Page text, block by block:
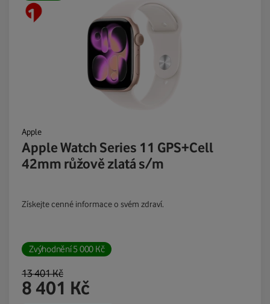
Apple
Apple Watch Series 11 GPS+Cell
42mm růžově zlatá s/m
Získejte cenné informace o svém zdraví.
Zvýhodnění5 000 Kč
13 401Kč
8 401 Kč